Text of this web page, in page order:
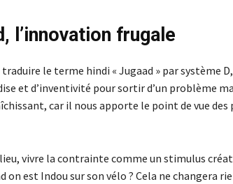
l’innovation frugale
le terme hindi « Jugaad » par système
et d’inventivité pour sortir d’un problème
car il nous apporte le point de vue
vivre la contrainte comme un stimulus
on est Indou sur son vélo ? Cela ne changera